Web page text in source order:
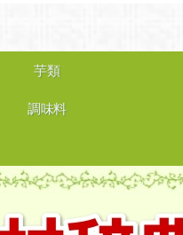
芋類
調味料